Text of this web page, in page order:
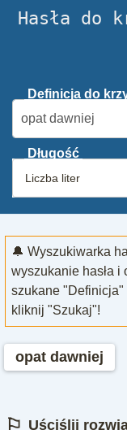
Hasła do
Definicja do
Długość
🔔 Wyszukiwarka
wyszukanie hasła
szukane "Definicja"
kliknij "Szukaj"!
opat dawniej
⚐ Uściślij